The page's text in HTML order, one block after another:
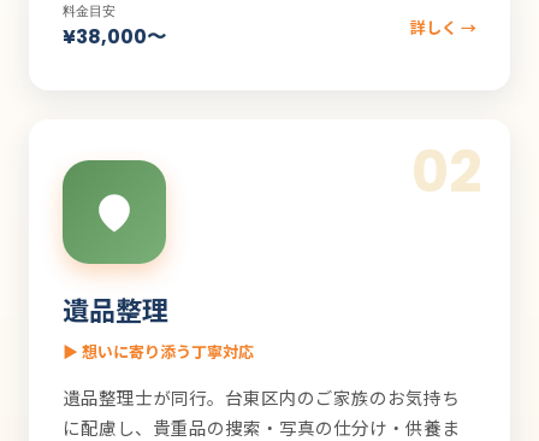
料金目安
¥38,000〜 詳しく →
02
遺品整理
▶ 想いに寄り添う丁寧対応
遺品整理士が同行。台東区内のご家族のお気持ち
に配慮し、貴重品の捜索・写真の仕分け・供養ま